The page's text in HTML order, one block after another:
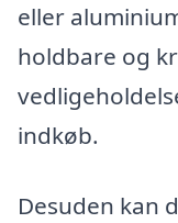
eller
holdbare og
indkøb.
Desuden kan